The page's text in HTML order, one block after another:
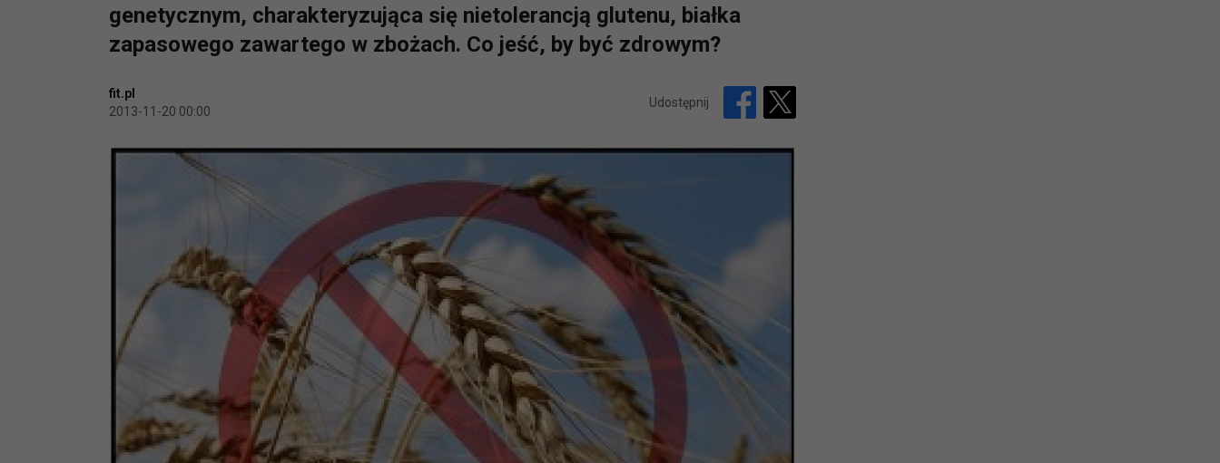
genetycznym, charakteryzująca się nietolerancją glutenu, białka
zapasowego zawartego w zbożach. Co jeść, by być zdrowym?
fit.pl
2013-11-20 00:00
Udostępnij